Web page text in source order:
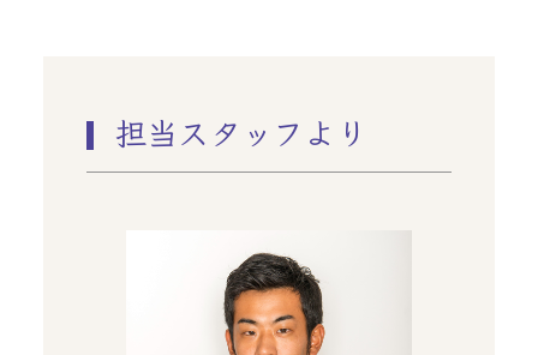
担当スタッフより